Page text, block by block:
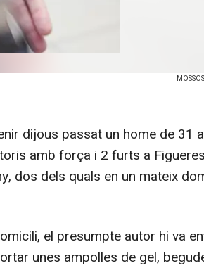
dijous passat un home de 31
amb força i 2 furts a
dos dels quals en un mateix
el presumpte autor hi va
unes ampolles de gel,